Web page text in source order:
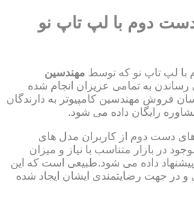
دوم با لپ تاپ نو
لپ تاپ نو که توسط مهندسین
رساندن به تمامی عزیزان انجام شده
فروش مهندسین کامپیوتر به دارندگان
رایگان داده می شود.
دست دوم از کاربران مدل های
در بازار متناسب با نیاز و میزان
داده می شود.طبیعی است که این
در جهت رضایتمندی ایشان ایجاد شده